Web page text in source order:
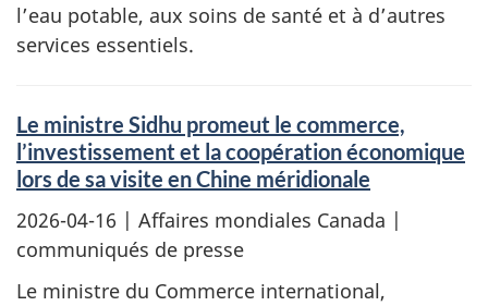
l’eau potable, aux soins de santé et à d’autres
services essentiels.
Le ministre Sidhu promeut le commerce,
l’investissement et la coopération économique
lors de sa visite en Chine méridionale
2026-04-16 | Affaires mondiales Canada |
communiqués de presse
Le ministre du Commerce international,